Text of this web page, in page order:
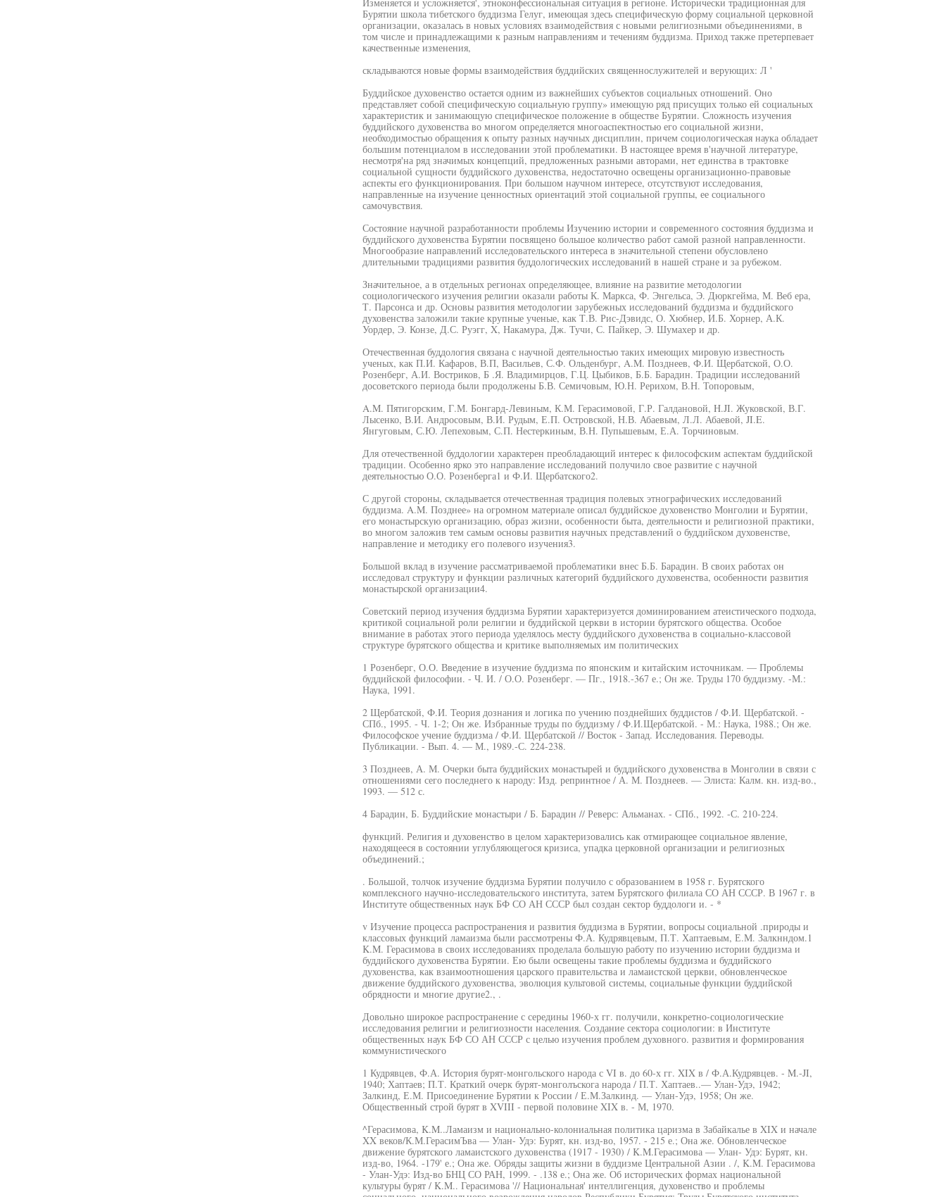
Бурятии школа тибетского буддизма Гелуг, имеющая здесь специфическую форму социальной церковной
организации, оказалась в новых условиях взаимодействия с новыми религиозными объединениями, в
том числе и принадлежащими к разным направлениям и течениям буддизма. Приход также претерпевает
качественные изменения,
складываются новые формы взаимодействия буддийских священнослужителей и верующих: Л '
Буддийское духовенство остается одним из важнейших субъектов социальных отношений. Оно
представляет собой специфическую социальную группу» имеющую ряд присущих только ей социальных
характеристик и занимающую специфическое положение в обществе Бурятии. Сложность изучения
буддийского духовенства во многом определяется многоаспектностью его социальной жизни,
необходимостью обращения к опыту разных научных дисциплин, причем социологическая наука обладает
большим потенциалом в исследовании этой проблематики. В настоящее время в'научной литературе,
несмотря'на ряд значимых концепций, предложенных разными авторами, нет единства в трактовке
социальной сущности буддийского духовенства, недостаточно освещены организационно-правовые
аспекты его функционирования. При большом научном интересе, отсутствуют исследования,
направленные на изучение ценностных ориентаций этой социальной группы, ее социального
самочувствия.
Состояние научной разработанности проблемы Изучению истории и современного состояния буддизма и
буддийского духовенства Бурятии посвящено большое количество работ самой разной направленности.
Многообразие направлений исследовательского интереса в значительной степени обусловлено
длительными традициями развития буддологических исследований в нашей стране и за рубежом.
Значительное, а в отдельных регионах определяющее, влияние на развитие методологии
социологического изучения религии оказали работы К. Маркса, Ф. Энгельса, Э. Дюркгейма, М. Веб ера,
Т. Парсонса и др. Основы развития методологии зарубежных исследований буддизма и буддийского
духовенства заложили такие крупные ученые, как Т.В. Рис-Дэвидс, О. Хюбнер, И.Б. Хорнер, А.К.
Уордер, Э. Конзе, Д.С. Руэгг, X, Накамура, Дж. Тучи, С. Пайкер, Э. Шумахер и др.
Отечественная буддология связана с научной деятельностью таких имеющих мировую известность
ученых, как П.И. Кафаров, В.П, Васильев, С.Ф. Ольденбург, A.M. Позднеев, Ф.И. Щербатской, О.О.
Розенберг, А.И. Востриков, Б .Я. Владимирцов, Г.Ц. Цыбиков, Б.Б. Барадин. Традиции исследований
досоветского периода были продолжены Б.В. Семичовым, Ю.Н. Рерихом, В.Н. Топоровым,
A.M. Пятигорским, Г.М. Бонгард-Левиным, К.М. Герасимовой, Г.Р. Галдановой, H.JI. Жуковской, В.Г.
Лысенко, В.И. Андросовым, В.И. Рудым, Е.П. Островской, Н.В. Абаевым, Л.Л. Абаевой, JI.E.
Янгуговым, С.Ю. Лепеховым, С.П. Нестеркиным, В.Н. Пупышевым, Е.А. Торчиновым.
Для отечественной буддологии характерен преобладающий интерес к философским аспектам буддийской
традиции. Особенно ярко это направление исследований получило свое развитие с научной
деятельностью О.О. Розенберга1 и Ф.И. Щербатского2.
С другой стороны, складывается отечественная традиция полевых этнографических исследований
буддизма. A.M. Позднее» на огромном материале описал буддийское духовенство Монголии и Бурятии,
его монастырскую организацию, образ жизни, особенности быта, деятельности и религиозной практики,
во многом заложив тем самым основы развития научных представлений о буддийском духовенстве,
направление и методику его полевого изучения3.
Большой вклад в изучение рассматриваемой проблематики внес Б.Б. Барадин. В своих работах он
исследовал структуру и функции различных категорий буддийского духовенства, особенности развития
монастырской организации4.
Советский период изучения буддизма Бурятии характеризуется доминированием атеистического подхода,
критикой социальной роли религии и буддийской церкви в истории бурятского общества. Особое
внимание в работах этого периода уделялось месту буддийского духовенства в социально-классовой
структуре бурятского общества и критике выполняемых им политических
1 Розенберг, О.О. Введение в изучение буддизма по японским и китайским источникам. — Проблемы
буддийской философии. - Ч. И. / О.О. Розенберг. — Пг., 1918.-367 е.; Он же. Труды 170 буддизму. -М.:
Наука, 1991.
2 Щербатской, Ф.И. Теория дознания и логика по учению позднейших буддистов / Ф.И. Щербатской. -
СПб., 1995. - Ч. 1-2; Он же. Избранные труды по буддизму / Ф.И.Щербатской. - М.: Наука, 1988.; Он же.
Философское учение буддизма / Ф.И. Щербатской // Восток - Запад. Исследования. Переводы.
Публикации. - Вып. 4. — М., 1989.-С. 224-238.
3 Позднеев, А. М. Очерки быта буддийских монастырей и буддийского духовенства в Монголии в связи с
отношениями сего последнего к народу: Изд. репринтное / А. М. Позднеев. — Элиста: Калм. кн. изд-во.,
1993. — 512 с.
4 Барадин, Б. Буддийские монастыри / Б. Барадин // Реверс: Альманах. - СПб., 1992. -С. 210-224.
функций. Религия и духовенство в целом характеризовались как отмирающее социальное явление,
находящееся в состоянии углубляющегося кризиса, упадка церковной организации и религиозных
объединений.;
. Большой, толчок изучение буддизма Бурятии получило с образованием в 1958 г. Бурятского
комплексного научно-исследовательского института, затем Бурятского филиала СО АН СССР. В 1967 г. в
Институте общественных наук БФ СО АН СССР был создан сектор буддологи и. - *
v Изучение процесса распространения и развития буддизма в Бурятии, вопросы социальной .природы и
классовых функций ламаизма были рассмотрены Ф.А. Кудрявцевым, П.Т. Хаптаевым, Е.М. Залкнндом.1
K.M. Герасимова в своих исследованиях проделала большую работу по изучению истории буддизма и
буддийского духовенства Бурятии. Ею были освещены такие проблемы буддизма и буддийского
духовенства, как взаимоотношения царского правительства и ламаистской церкви, обновленческое
движение буддийского духовенства, эволюция культовой системы, социальные функции буддийской
обрядности и многие другие2., .
Довольно широкое распространение с середины 1960-х гг. получили, конкретно-социологические
исследования религии и религиозности населения. Создание сектора социологии: в Институте
общественных наук БФ СО АН СССР с целью изучения проблем духовного. развития и формирования
коммунистического
1 Кудрявцев, Ф.А. История бурят-монгольского народа с VI в. до 60-х гг. XIX в / Ф.А.Кудрявцев. - M.-JI,
1940; Хаптаев; П.Т. Краткий очерк бурят-монголъскога народа / П.Т. Хаптаев..— Улан-Удэ, 1942;
Залкинд, Е.М. Присоединение Бурятии к России / Е.М.Залкинд. — Улан-Удэ, 1958; Он же.
Общественный строй бурят в XVIII - первой половине XIX в. - М, 1970.
^Герасимова, K.M..Ламаизм и национально-колониальная политика царизма в Забайкалье в XIX и начале
XX веков/К.М.ГерасимЪва — Улан- Удэ: Бурят, кн. изд-во, 1957. - 215 е.; Она же. Обновленческое
движение бурятского ламаистского духовенства (1917 - 1930) / K.M.Герасимова — Улан- Удэ: Бурят, кн.
изд-во, 1964. -179' е.; Она же. Обряды защиты жизни в буддизме Центральной Азии . /, K.M. Герасимова
- Улан-Удэ: Изд-во БНЦ СО РАН, 1999. - .138 е.; Она же. Об исторических формах национальной
культуры бурят / K.M.. Герасимова '// Национальная' интеллигенция, духовенство и проблемы